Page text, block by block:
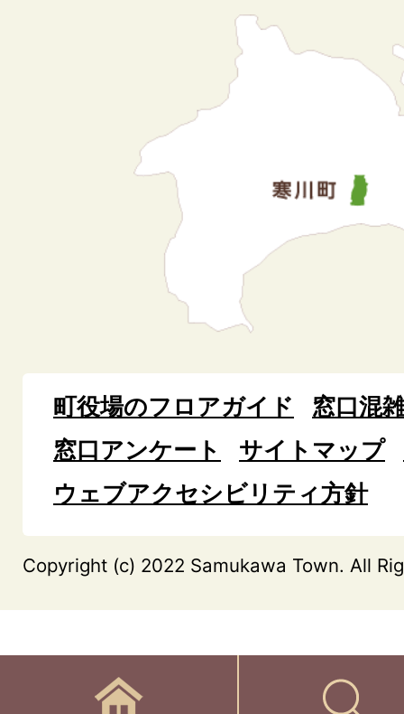
町役場のフロアガイド
窓口混
窓口アンケート
サイトマップ
ウェブアクセシビリティ方針
Copyright (c) 2022 Samukawa Town. All